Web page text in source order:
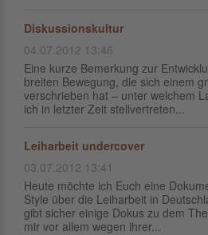
Diskussionskultur
04.07.2012 13:46
Eine kurze Bemerkung zur
breiten Bewegung, die sich einem
verschrieben hat – unter welchem
ich in letzter Zeit stellvertreten...
Leiharbeit undercover
03.07.2012 13:41
Heute möchte ich Euch eine
Style über die Leiharbeit in
gibt sicher einige Dokus zu dem
mir vor allem wegen ihrer...